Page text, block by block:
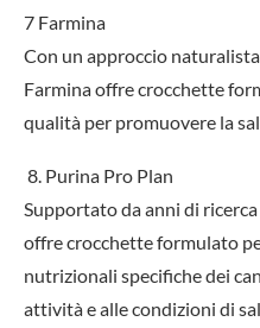
7 Farmina
Con un approccio
Farmina offre crocchette
qualità per promuovere la
8. Purina Pro Plan
Supportato da anni di
offre crocchette formulato
nutrizionali specifiche dei
attività e alle condizioni di